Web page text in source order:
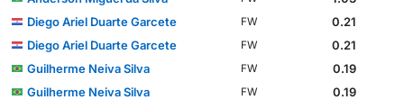
Diego Ariel Duarte Garcete
FW
0.21
Diego Ariel Duarte Garcete
FW
0.21
Guilherme Neiva Silva
FW
0.19
Guilherme Neiva Silva
FW
0.19